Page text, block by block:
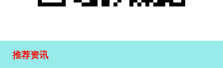
推荐资讯